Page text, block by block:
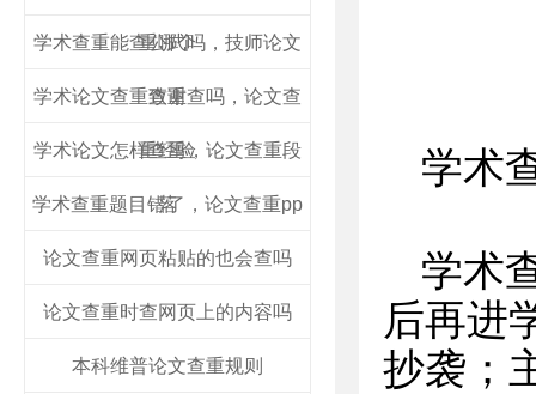
重哪个
学术查重能查公式吗，技师论文
查重
学术论文查重致谢查吗，论文查
重经验
学术论文怎样查重，论文查重段
落
学术查重题目错了，论文查重pp
论文查重网页粘贴的也会查吗
论文查重时查网页上的内容吗
本科维普论文查重规则
学术
学术
后再进
抄袭；